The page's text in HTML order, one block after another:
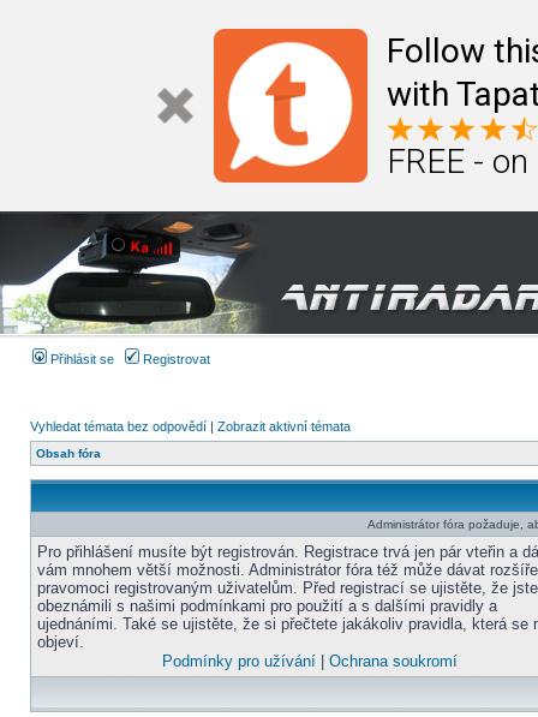
Follow
with
FREE -
Přihlásit se Registrovat
Vyhledat témata bez odpovědí | Zobrazit aktivní témata
Obsah fóra
Administrátor fóra požaduje,
Pro přihlášení musíte být registrován. Registrace trvá jen pár vteřin a
vám mnohem větší možnosti. Administrátor fóra též může dávat
pravomoci registrovaným uživatelům. Před registrací se ujistěte, že
obeznámili s našimi podmínkami pro použití a s dalšími pravidly a
ujednáními. Také se ujistěte, že si přečtete jakákoliv pravidla, která se
objeví.
Podmínky pro užívání| Ochrana soukromí